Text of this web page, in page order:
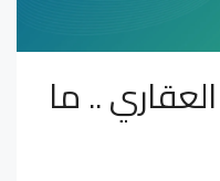
العقاري .. ما